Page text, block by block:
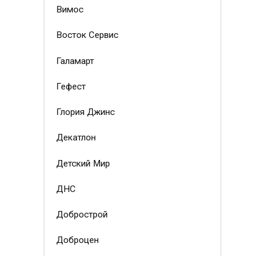
Вимос
Восток Сервис
Галамарт
Гефест
Глория Джинс
Декатлон
Детский Мир
ДНС
Добрострой
Доброцен